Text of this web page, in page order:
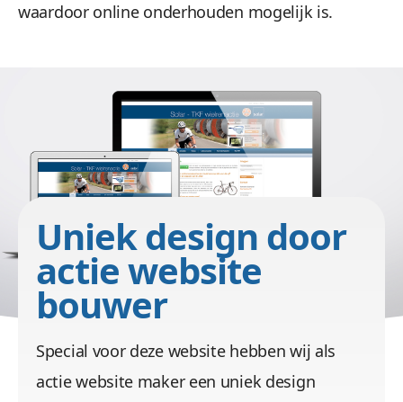
waardoor online onderhouden mogelijk is.
/images/port/Solartkf/solar-tkf-panorama.jpg
Uniek design door
actie website
bouwer
Special voor deze website hebben wij als
actie website maker een uniek design